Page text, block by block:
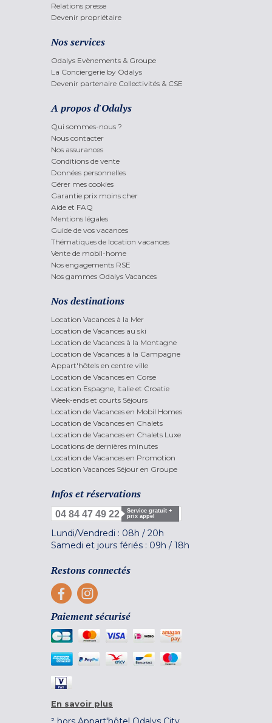
Relations presse
Devenir propriétaire
Nos services
Odalys Evènements & Groupe
La Conciergerie by Odalys
Devenir partenaire Collectivités & CSE
A propos d'Odalys
Qui sommes-nous ?
Nous contacter
Nos assurances
Conditions de vente
Données personnelles
Gérer mes cookies
Garantie prix moins cher
Aide et FAQ
Mentions légales
Guide de vos vacances
Thématiques de location vacances
Vente de mobil-home
Nos engagements RSE
Nos gammes Odalys Vacances
Nos destinations
Location Vacances à la Mer
Location de Vacances au ski
Location de Vacances à la Montagne
Location de Vacances à la Campagne
Appart'hôtels en centre ville
Location de Vacances en Corse
Location Espagne, Italie et Croatie
Week-ends et courts Séjours
Location de Vacances en Mobil Homes
Location de Vacances en Chalets
Location de Vacances en Chalets Luxe
Locations de dernières minutes
Location de Vacances en Promotion
Location Vacances Séjour en Groupe
Infos et réservations
04 84 47 49 22
Service gratuit +
prix appel
Lundi/Vendredi : 08h / 20h
Samedi et jours fériés : 09h / 18h
Restons connectés
Paiement sécurisé
En savoir plus